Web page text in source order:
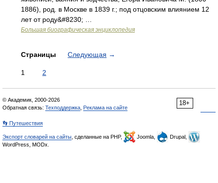
1886), род. в Москве в 1839 г.; под отцовским влиянием 12
лет от роду&#8230; …
Большая биографическая энциклопедия
Страницы Следующая →
1 2
18+
© Академик, 2000-2026
Обратная связь: Техподдержка Реклама на сайте
👣 Путешествия
Экспорт словарей на сайты , сделанные на PHP, Joomla,
Drupal,
WordPress, MODx.